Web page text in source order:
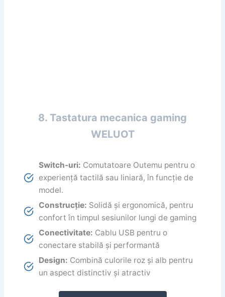
8. Tastatura mecanica gaming
WELUOT
Switch-uri: Comutatoare Outemu pentru o
experiență tactilă sau liniară, în funcție de
model.
Construcție: Solidă și ergonomică, pentru
confort în timpul sesiunilor lungi de gaming
Conectivitate: Cablu USB pentru o
conectare stabilă și performantă
Design: Combină culorile roz și alb pentru
un aspect distinctiv și atractiv